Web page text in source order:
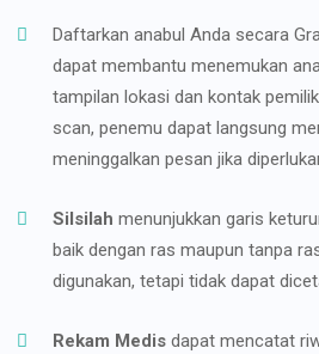
Daftarkan anabul Anda secara
dapat membantu menemukan
tampilan lokasi dan kontak
scan, penemu dapat langsung
meninggalkan pesan jika
Silsilah menunjukkan garis
baik dengan ras maupun tanpa
digunakan, tetapi tidak dapat
Rekam Medis dapat mencatat